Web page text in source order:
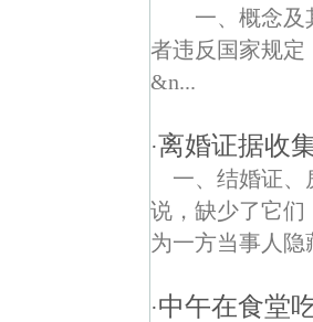
一、概念及
者违反国家规
&n...
·离婚证据收
一、结婚证
说，缺少了它们
为一方当事人
·中午在食堂